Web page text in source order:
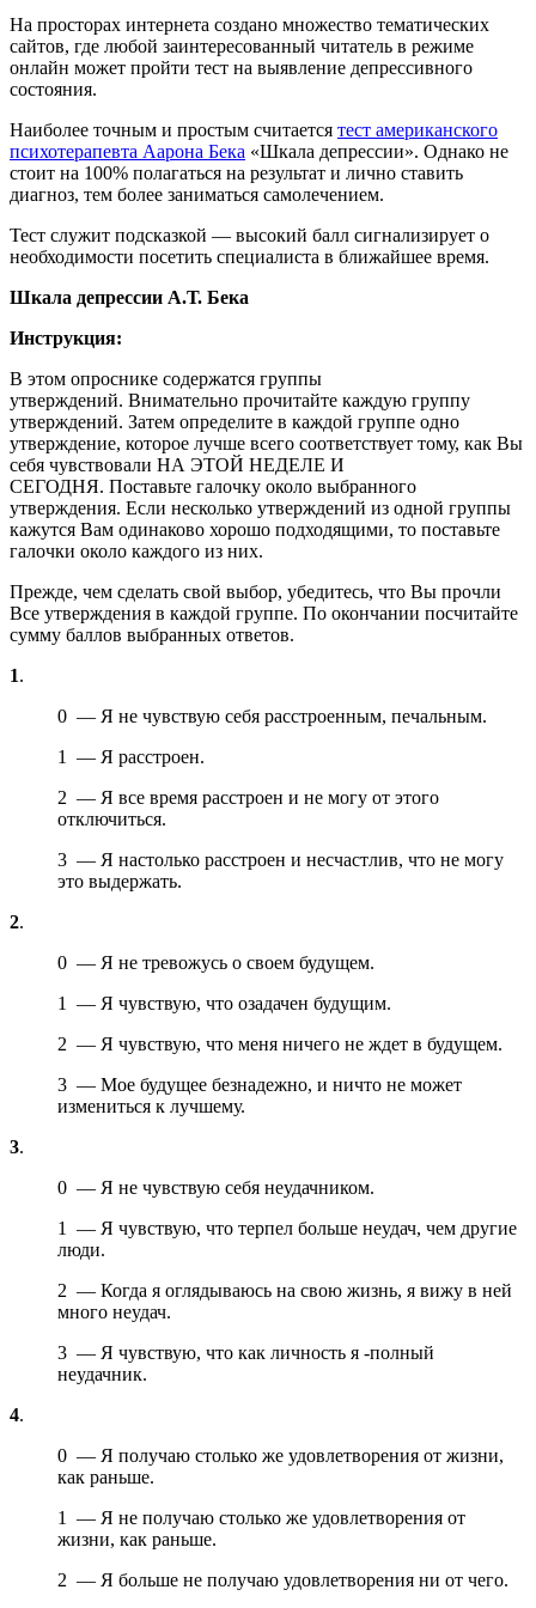
На просторах интернета создано множество тематических
сайтов, где любой заинтересованный читатель в режиме
онлайн может пройти тест на выявление депрессивного
состояния.
Наиболее точным и простым считается тест американского
психотерапевта Аарона Бека «Шкала депрессии». Однако не
стоит на 100% полагаться на результат и лично ставить
диагноз, тем более заниматься самолечением.
Тест служит подсказкой — высокий балл сигнализирует о
необходимости посетить специалиста в ближайшее время.
Шкала депрессии А.Т. Бека
Инструкция:
В этом опроснике содержатся группы
утверждений. Внимательно прочитайте каждую группу
утверждений. Затем определите в каждой группе одно
утверждение, которое лучше всего соответствует тому, как Вы
себя чувствовали НА ЭТОЙ НЕДЕЛЕ И
СЕГОДНЯ. Поставьте галочку около выбранного
утверждения. Если несколько утверждений из одной группы
кажутся Вам одинаково хорошо подходящими, то поставьте
галочки около каждого из них.
Прежде, чем сделать свой выбор, убедитесь, что Вы прочли
Все утверждения в каждой группе. По окончании посчитайте
сумму баллов выбранных ответов.
1.
0 — Я не чувствую себя расстроенным, печальным.
1 — Я расстроен.
2 — Я все время расстроен и не могу от этого
отключиться.
3 — Я настолько расстроен и несчастлив, что не могу
это выдержать.
2.
0 — Я не тревожусь о своем будущем.
1 — Я чувствую, что озадачен будущим.
2 — Я чувствую, что меня ничего не ждет в будущем.
3 — Мое будущее безнадежно, и ничто не может
измениться к лучшему.
3.
0 — Я не чувствую себя неудачником.
1 — Я чувствую, что терпел больше неудач, чем другие
люди.
2 — Когда я оглядываюсь на свою жизнь, я вижу в ней
много неудач.
3 — Я чувствую, что как личность я -полный
неудачник.
4.
0 — Я получаю столько же удовлетворения от жизни,
как раньше.
1 — Я не получаю столько же удовлетворения от
жизни, как раньше.
2 — Я больше не получаю удовлетворения ни от чего.